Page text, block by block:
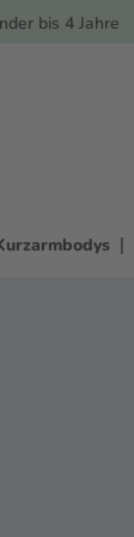
bis 4 Jahre
|